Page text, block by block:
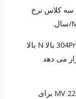
سه کلاس نرخ
برعکس, در محیط های غنی از کلرید, 304Pren بالا N بالا
می دهد
در مقایسه با +200 MV برای 304 وت +220 MV برای